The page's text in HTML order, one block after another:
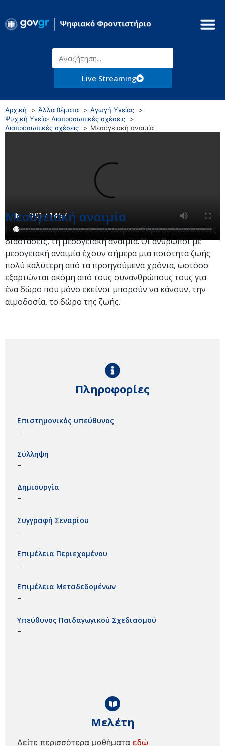
Live Streaming
Αρχική Άλλα θέματα
Αγωγή Υγείας
Ψυχική Υγεία- Διαπροσωπικές σχέσεις
Διαπροσωπικές σχέσεις
Μεσογειακή αναιμία
Μεσογειακή αναιμία
Η ταινία αναφέρεται σε ένα ιατρικό θέμα με κοινωνικές
διαστάσεις, τη μεσογειακή αναιμία. Οι άνθρωποι με
μεσογειακή αναιμία έχουν σήμερα μια ποιότητα ζωής
πολύ καλύτερη από τα προηγούμενα χρόνια, ωστόσο
εξαρτώνται ακόμη από τους συνανθρώπους τους για
ένα δώρο που μόνο εκείνοι μπορούν να κάνουν, την
αιμοδοσία, το δώρο της ζωής.
Μελέτη
Δείτε περισσότερα μαθήματα εδώ
Πληροφορίες
Επιστημονικός υπεύθυνος
–
Σύλληψη
–
Δημιουργία
–
Συγγραφή Σεναρίου
–
Επιμέλεια Περιεχομένου
–
Επιμέλεια Μεταδεδομένων
–
Υπεύθυνος Παιδαγωγικού Σχεδιασμού
–